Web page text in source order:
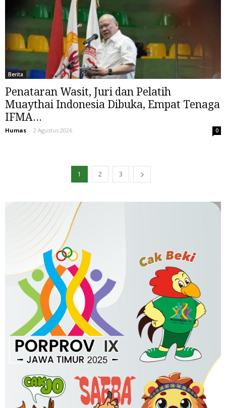
Berita
Penataran Wasit, Juri dan Pelatih
Muaythai Indonesia Dibuka, Empat Tenaga
IFMA...
Humas - 2 Agustus 2026 0
1 2 3